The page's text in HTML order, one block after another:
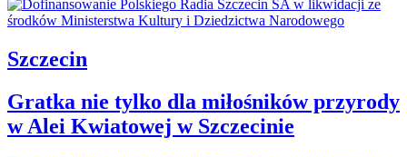
Szczecin
Gratka nie tylko dla miłośników przyrody
w Alei Kwiatowej w Szczecinie